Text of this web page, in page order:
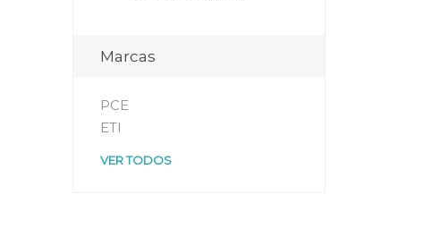
Marcas
PCE
ETI
VER TODOS